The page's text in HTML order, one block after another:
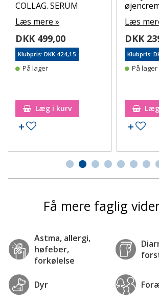
COLLAG. SERUM
Læs mere »
DKK 499,00
Klubpris: DKK 424,15
På lager
Læg i kurv
Tilføj til ønskeseddel
Læs
DKK
Klubpris:
På lager
Få mere faglig
Astma, allergi,
høfeber,
forkølelse
Dyr